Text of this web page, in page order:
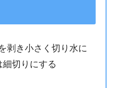
剥き小さく切り水に
切りにする